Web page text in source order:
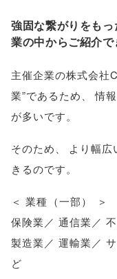
強固な繋がりをも
業の中からご紹介で
主催企業の株式会社
業”であるため
情
が多いです。
そのため
より幅
きるのです。
＜ 業種 （一部）
＞
保険業／ 通信業／
製造業／ 運輸業／
ど